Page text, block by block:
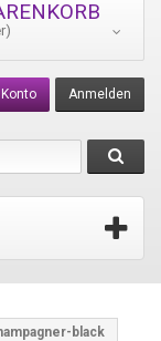
Anmelden
Konto
black